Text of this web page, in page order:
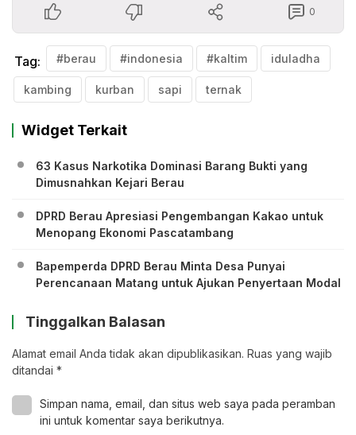
0
Tag: #berau #indonesia #kaltim iduladha
kambing kurban sapi ternak
Widget Terkait
63 Kasus Narkotika Dominasi Barang Bukti yang
Dimusnahkan Kejari Berau
DPRD Berau Apresiasi Pengembangan Kakao untuk
Menopang Ekonomi Pascatambang
Bapemperda DPRD Berau Minta Desa Punyai
Perencanaan Matang untuk Ajukan Penyertaan Modal
Tinggalkan Balasan
Alamat email Anda tidak akan dipublikasikan. Ruas yang wajib
ditandai *
Simpan nama, email, dan situs web saya pada peramban
ini untuk komentar saya berikutnya.